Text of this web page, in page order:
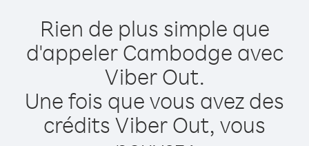
Rien de plus simple que
d'appeler Cambodge avec
Viber Out.
Une fois que vous avez des
crédits Viber Out, vous